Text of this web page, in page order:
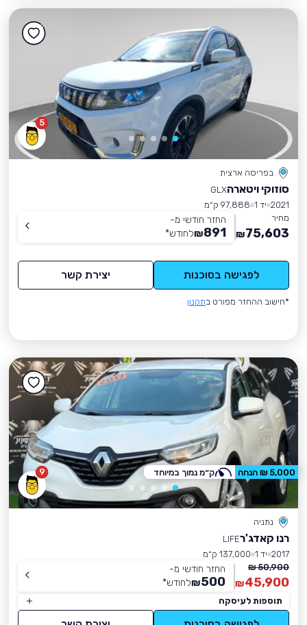
5
בפריסה ארצית
סוזוקי ויטארהGLX
2021 יד 1
97,888 ק״מ
מחיר
75,603
₪
החזר חודשי מ-
891
₪לחודש*
לפגישה בסוכנות יצירת קשר
*חישוב ההחזר מפורט בתקנון
9
נתניה
רנו קאדג'רLIFE
2017 יד 1
137,000 ק״מ
50,900 ₪
45,900
₪
החזר חודשי מ-
500
₪לחודש*
תוספות לעיסקה
5,000 ₪ הנחה ק״מ נמוך במיוחד